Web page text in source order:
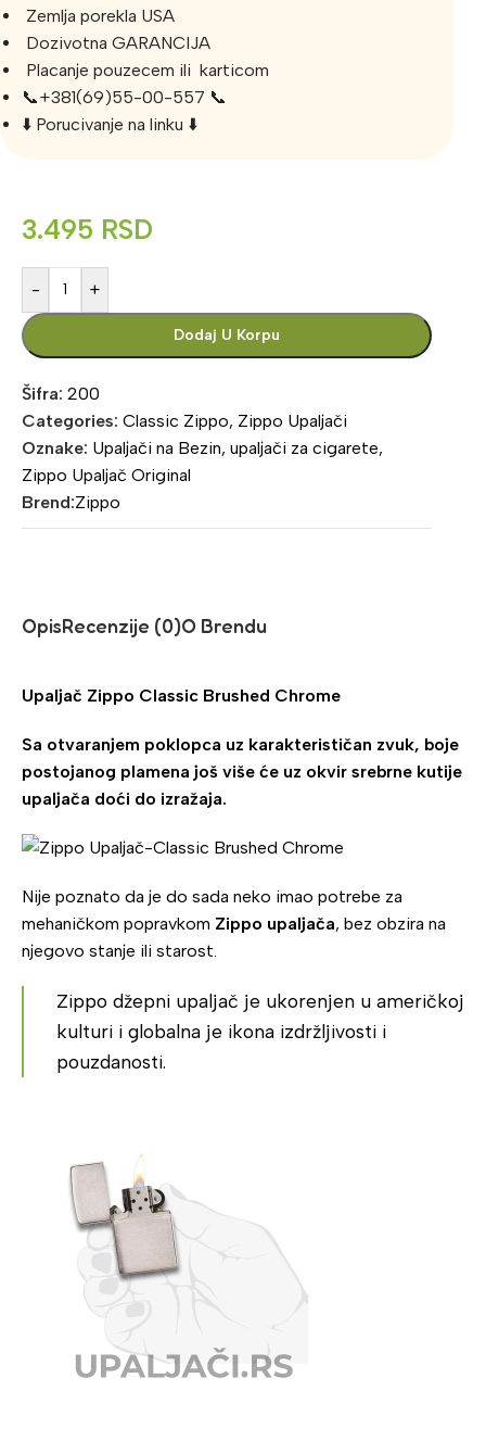
Zemlja porekla USA
Dozivotna GARANCIJA
Placanje pouzecem ili karticom
📞+381(69)55-00-557 📞
⬇️ Porucivanje na linku ⬇️
3.495 RSD
- +
Dodaj U Korpu
Šifra: 200
Categories: Classic Zippo, Zippo Upaljači
Oznake: Upaljači na Bezin, upaljači za cigarete,
Zippo Upaljač Original
Brend:Zippo
OpisRecenzije (0)O Brendu
Upaljač Zippo Classic Brushed Chrome
Sa otvaranjem poklopca uz karakterističan zvuk, boje
postojanog plamena još više će uz okvir srebrne kutije
upaljača doći do izražaja.
Nije poznato da je do sada neko imao potrebe za
mehaničkom popravkom Zippo upaljača, bez obzira na
njegovo stanje ili starost.
Zippo džepni upaljač je ukorenjen u američkoj
kulturi i globalna je ikona izdržljivosti i
pouzdanosti.